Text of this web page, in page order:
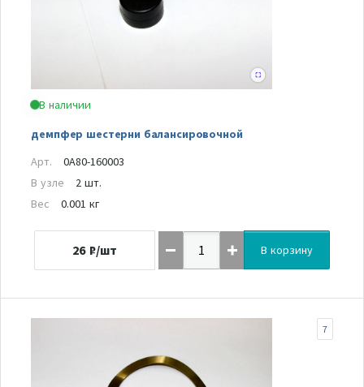
В наличии
демпфер шестерни балансировочной
Арт.
0A80-160003
В узле
2 шт.
Вес
0.001 кг
26 ₽/шт В корзину
7